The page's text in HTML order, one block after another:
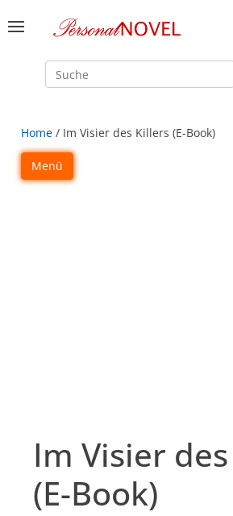
Suche
Home / Im Visier des Killers (E-Book)
Menü
Im Visier
(E-Book)